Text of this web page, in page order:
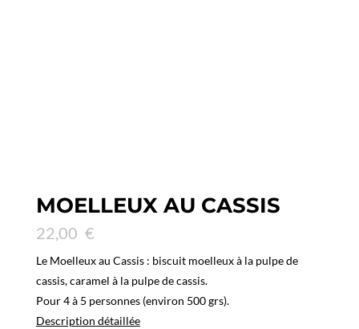
MOELLEUX AU CASSIS
22,00 €
Le Moelleux au Cassis : biscuit moelleux à la pulpe de
cassis, caramel à la pulpe de cassis.
Pour 4 à 5 personnes (environ 500 grs).
Description détaillée